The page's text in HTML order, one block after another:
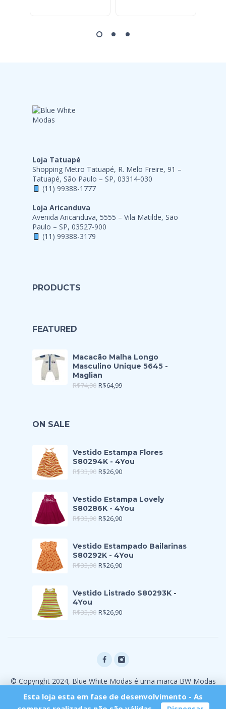
Loja Tatuapé
Shopping Metro Tatuapé, R. Melo Freire, 91 –
Tatuapé, São Paulo – SP, 03314-030
(11) 99388-1777
Loja Aricanduva
Avenida Aricanduva, 5555 – Vila Matilde, São
Paulo – SP, 03527-900
(11) 99388-3179
PRODUCTS
FEATURED
Macacão Malha Longo
Masculino Unique 5645 -
Maglian
R$74,90 R$64,99
ON SALE
Vestido Estampa Flores
S80294K - 4You
R$33,90 R$26,90
Vestido Estampa Lovely
S80286K - 4You
R$33,90 R$26,90
Vestido Estampado Bailarinas
S80292K - 4You
R$33,90 R$26,90
Vestido Listrado S80293K -
4You
R$33,90 R$26,90
© Copyright 2024, Blue White Modas é uma marca BW Modas
Esta loja esta em fase de desenvolvimento - As